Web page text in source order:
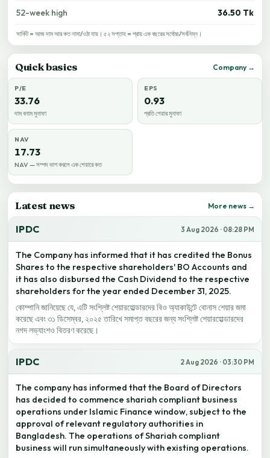
52-week high 36.50 Tk
সার্কিট = আজ দাম আর কত নামা/ওঠা যায়। ৫২ সপ্তাহ = প্রায় এক বছরের সর্বোচ্চ/সর্বনিম্ন।
Quick basics Company →
P/E
33.76
দাম বনাম মুনাফা
EPS
0.93
প্রতি শেয়ার মুনাফা
NAV
17.73
NAV — সম্পদ ভাগ করলে এক শেয়ারে কত
Latest news More news →
IPDC 3 Aug 2026 · 08:28 PM
The Company has informed that it has credited the Bonus
Shares to the respective shareholders' BO Accounts and
it has also disbursed the Cash Dividend to the respective
shareholders for the year ended December 31, 2025.
কোম্পানি জানিয়েছে যে, এটি সংশ্লিষ্ট শেয়ারহোল্ডারদের বিও অ্যাকাউন্টে বোনাস শেয়ার জমা
করেছে এবং ৩১ ডিসেম্বর, ২০২৫ তারিখে সমাপ্ত বছরের জন্য সংশ্লিষ্ট শেয়ারহোল্ডারদের
নগদ লভ্যাংশও বিতরণ করেছে।
IPDC 2 Aug 2026 · 03:30 PM
The company has informed that the Board of Directors
has decided to commence shariah compliant business
operations under Islamic Finance window, subject to the
approval of relevant regulatory authorities in
Bangladesh. The operations of Shariah compliant
business will run simultaneously with existing operations.